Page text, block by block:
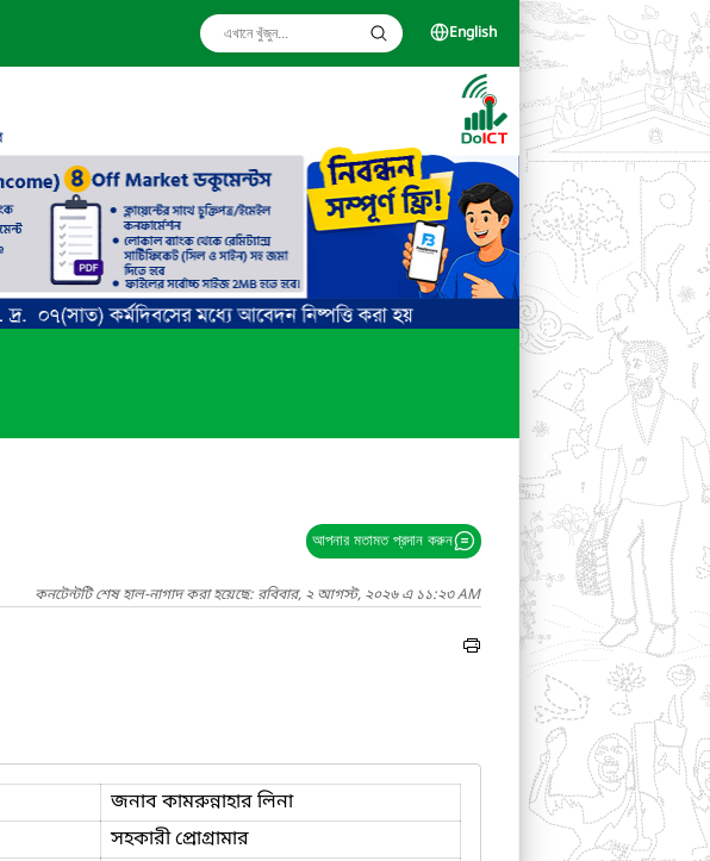
English
আপনার মতামত প্রদান করুন
কনটেন্টটি শেষ হাল-নাগাদ করা হয়েছে: রবিবার, ২ আগস্ট, ২০২৬ এ ১১:২৩ AM
জনাব কামরুন্নাহার লিনা
সহকারী প্রোগ্রামার